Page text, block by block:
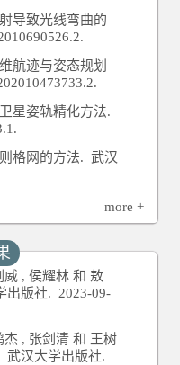
导致光线弯曲的
航迹与姿态规划
星姿轨精化方法.
格网的方法. 武汉
more +
威 , 侯耀林 和 敖
出版社. 2023-09-
杰 , 张剑清 和 王树
武汉大学出版社.